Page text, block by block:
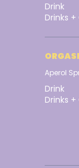
Drink
Drinks +
Aperol
Drink
Drinks +